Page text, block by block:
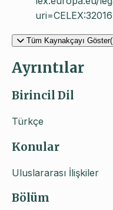
Tüm Kaynakçayı
Ayrıntılar
Birincil Dil
Türkçe
Konular
Uluslararası İlişkiler
Bölüm